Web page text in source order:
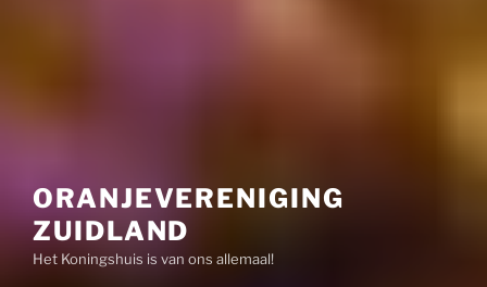
ORANJEVERENIGING
ZUIDLAND
Het Koningshuis is van ons allemaal!